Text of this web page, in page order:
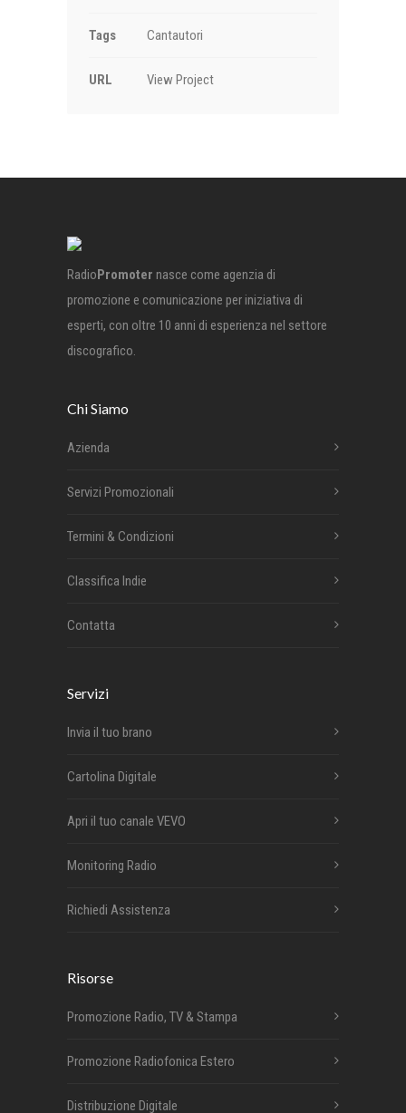
Tags Cantautori
URL View Project
RadioPromoter nasce come agenzia di
promozione e comunicazione per iniziativa di
esperti, con oltre 10 anni di esperienza nel settore
discografico.
Chi Siamo
Azienda
Servizi Promozionali
Termini & Condizioni
Classifica Indie
Contatta
Servizi
Invia il tuo brano
Cartolina Digitale
Apri il tuo canale VEVO
Monitoring Radio
Richiedi Assistenza
Risorse
Promozione Radio, TV & Stampa
Promozione Radiofonica Estero
Distribuzione Digitale